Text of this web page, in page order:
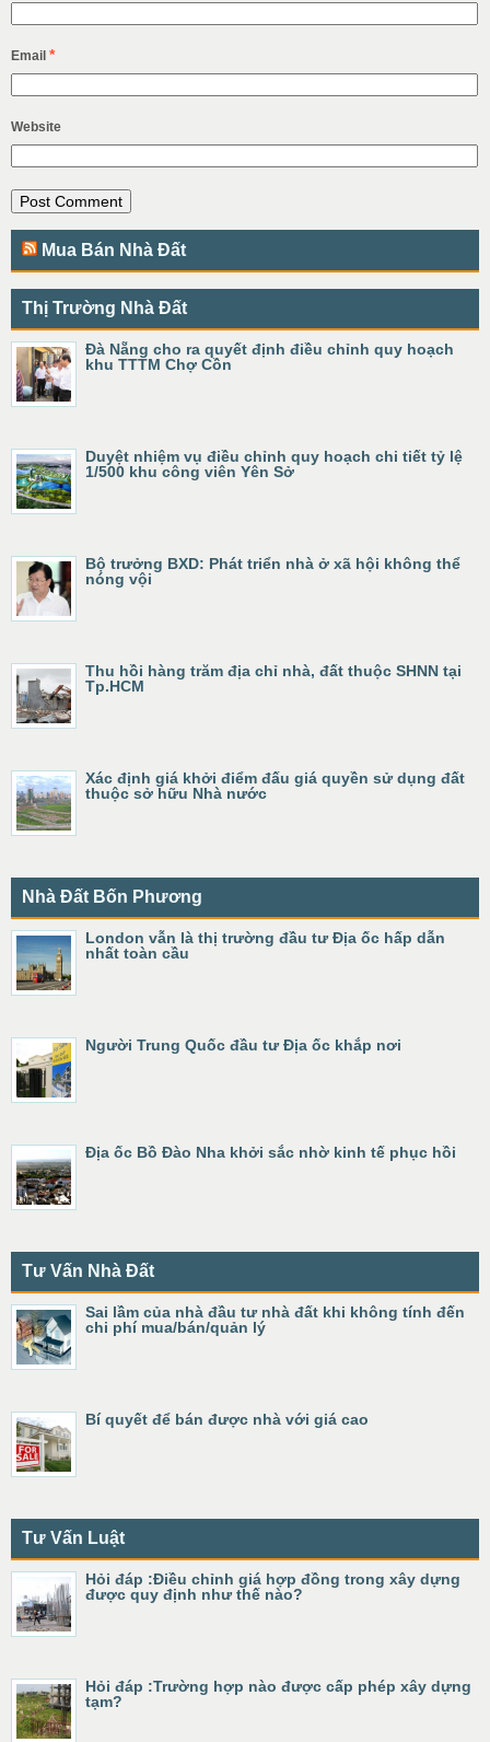
Email *
Website
Mua Bán Nhà Đất
Thị Trường Nhà Đất
Đà Nẵng cho ra quyết định điều chỉnh quy hoạch
khu TTTM Chợ Cồn
Duyệt nhiệm vụ điều chỉnh quy hoạch chi tiết tỷ lệ
1/500 khu công viên Yên Sở
Bộ trưởng BXD: Phát triển nhà ở xã hội không thể
nóng vội
Thu hồi hàng trăm địa chỉ nhà, đất thuộc SHNN tại
Tp.HCM
Xác định giá khởi điểm đấu giá quyền sử dụng đất
thuộc sở hữu Nhà nước
Nhà Đất Bốn Phương
London vẫn là thị trường đầu tư Địa ốc hấp dẫn
nhất toàn cầu
Người Trung Quốc đầu tư Địa ốc khắp nơi
Địa ốc Bồ Đào Nha khởi sắc nhờ kinh tế phục hồi
Tư Vấn Nhà Đất
Sai lầm của nhà đầu tư nhà đất khi không tính đến
chi phí mua/bán/quản lý
Bí quyết để bán được nhà với giá cao
Tư Vấn Luật
Hỏi đáp :Điều chỉnh giá hợp đồng trong xây dựng
được quy định như thế nào?
Hỏi đáp :Trường hợp nào được cấp phép xây dựng
tạm?